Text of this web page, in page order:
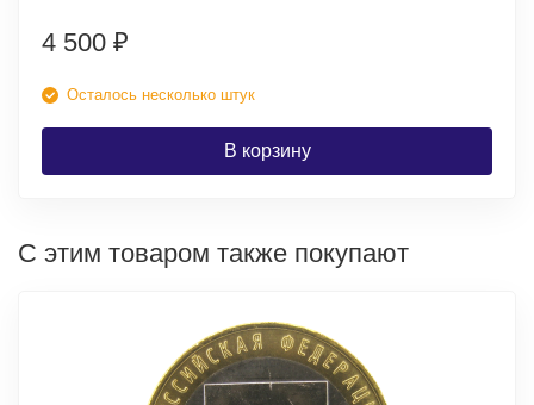
4 500 ₽
Осталось несколько штук
В корзину
С этим товаром также покупают